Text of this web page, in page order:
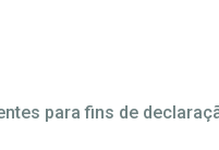
para fins de